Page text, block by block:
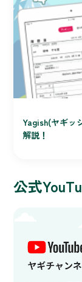
Yagish(ヤギッ
解説！
公式